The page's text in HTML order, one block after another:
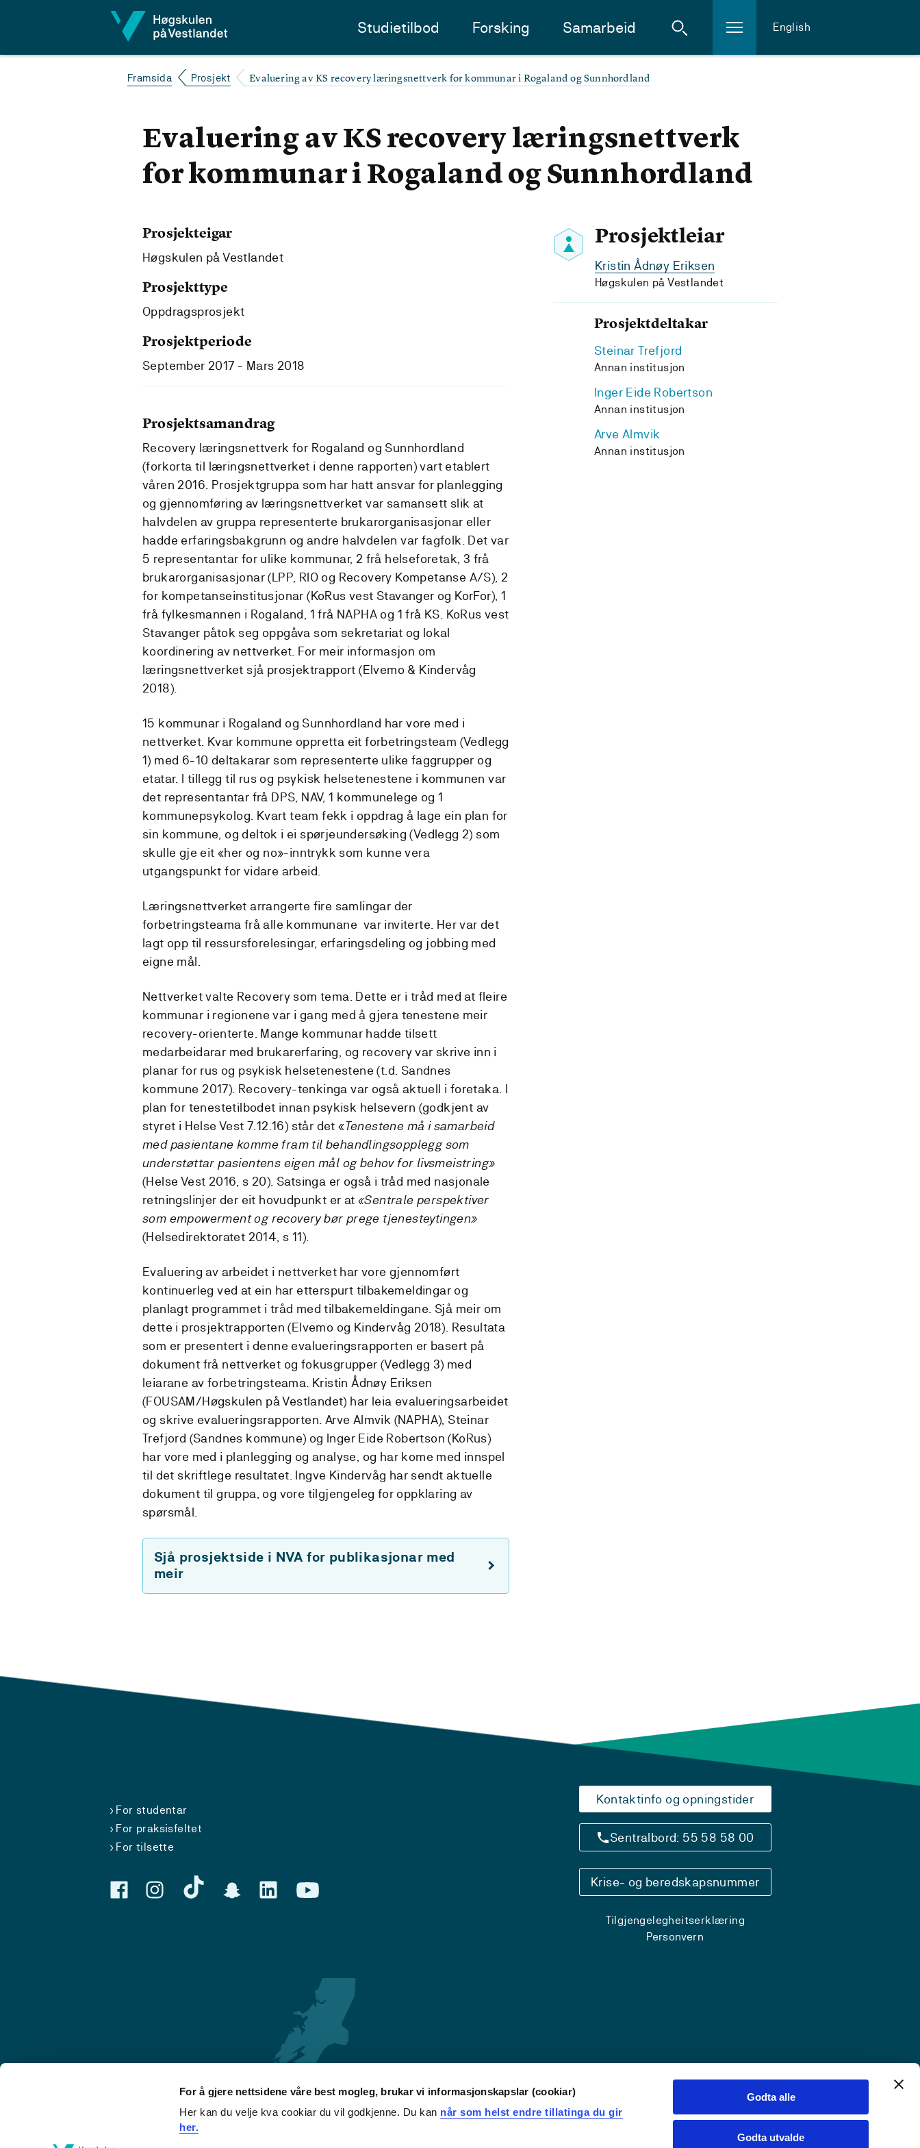
For å gjere nettsidene våre best mogleg, brukar vi informasjonskapslar (cookiar)
Her kan du velje kva cookiar du vil godkjenne. Du kan når som helst endre tillatinga du gir
her.
Godta alle
Godta utvalde
Studietilbod Forsking Samarbeid English
Framsida Prosjekt Evaluering av KS recovery læringsnettverk for kommunar i Rogaland og Sunnhordland
Evaluering av KS recovery læringsnettverk
for kommunar i Rogaland og Sunnhordland
Prosjektleiar
Kristin Ådnøy Eriksen
Høgskulen på Vestlandet
Prosjektdeltakar
Steinar Trefjord
Annan institusjon
Inger Eide Robertson
Annan institusjon
Arve Almvik
Annan institusjon
Prosjekteigar
Høgskulen på Vestlandet
Prosjekttype
Oppdragsprosjekt
Prosjektperiode
September 2017 - Mars 2018
Prosjektsamandrag
Recovery læringsnettverk for Rogaland og Sunnhordland
(forkorta til læringsnettverket i denne rapporten) vart etablert
våren 2016. Prosjektgruppa som har hatt ansvar for planlegging
og gjennomføring av læringsnettverket var samansett slik at
halvdelen av gruppa representerte brukarorganisasjonar eller
hadde erfaringsbakgrunn og andre halvdelen var fagfolk. Det var
5 representantar for ulike kommunar, 2 frå helseforetak, 3 frå
brukarorganisasjonar (LPP, RIO og Recovery Kompetanse A/S), 2
for kompetanseinstitusjonar (KoRus vest Stavanger og KorFor), 1
frå fylkesmannen i Rogaland, 1 frå NAPHA og 1 frå KS. KoRus vest
Stavanger påtok seg oppgåva som sekretariat og lokal
koordinering av nettverket. For meir informasjon om
læringsnettverket sjå prosjektrapport (Elvemo & Kindervåg
2018).
15 kommunar i Rogaland og Sunnhordland har vore med i
nettverket. Kvar kommune oppretta eit forbetringsteam (Vedlegg
1) med 6-10 deltakarar som representerte ulike faggrupper og
etatar. I tillegg til rus og psykisk helsetenestene i kommunen var
det representantar frå DPS, NAV, 1 kommunelege og 1
kommunepsykolog. Kvart team fekk i oppdrag å lage ein plan for
sin kommune, og deltok i ei spørjeundersøking (Vedlegg 2) som
skulle gje eit «her og no»-inntrykk som kunne vera
utgangspunkt for vidare arbeid.
Læringsnettverket arrangerte fire samlingar der
forbetringsteama frå alle kommunane var inviterte. Her var det
lagt opp til ressursforelesingar, erfaringsdeling og jobbing med
eigne mål.
Nettverket valte Recovery som tema. Dette er i tråd med at fleire
kommunar i regionene var i gang med å gjera tenestene meir
recovery-orienterte. Mange kommunar hadde tilsett
medarbeidarar med brukarerfaring, og recovery var skrive inn i
planar for rus og psykisk helsetenestene (t.d. Sandnes
kommune 2017). Recovery-tenkinga var også aktuell i foretaka. I
plan for tenestetilbodet innan psykisk helsevern (godkjent av
styret i Helse Vest 7.12.16) står det «Tenestene må i samarbeid
med pasientane komme fram til behandlingsopplegg som
understøttar pasientens eigen mål og behov for livsmeistring»
(Helse Vest 2016, s 20). Satsinga er også i tråd med nasjonale
retningslinjer der eit hovudpunkt er at «Sentrale perspektiver
som empowerment og recovery bør prege tjenesteytingen»
(Helsedirektoratet 2014, s 11).
Evaluering av arbeidet i nettverket har vore gjennomført
kontinuerleg ved at ein har etterspurt tilbakemeldingar og
planlagt programmet i tråd med tilbakemeldingane. Sjå meir om
dette i prosjektrapporten (Elvemo og Kindervåg 2018). Resultata
som er presentert i denne evalueringsrapporten er basert på
dokument frå nettverket og fokusgrupper (Vedlegg 3) med
leiarane av forbetringsteama. Kristin Ådnøy Eriksen
(FOUSAM/Høgskulen på Vestlandet) har leia evalueringsarbeidet
og skrive evalueringsrapporten. Arve Almvik (NAPHA), Steinar
Trefjord (Sandnes kommune) og Inger Eide Robertson (KoRus)
har vore med i planlegging og analyse, og har kome med innspel
til det skriftlege resultatet. Ingve Kindervåg har sendt aktuelle
dokument til gruppa, og vore tilgjengeleg for oppklaring av
spørsmål.
Sjå prosjektside i NVA for publikasjonar med
meir
For studentar
For praksisfeltet
For tilsette
Kontaktinfo og opningstider
Sentralbord: 55 58 58 00
Krise- og beredskapsnummer
Tilgjengelegheitserklæring
Personvern